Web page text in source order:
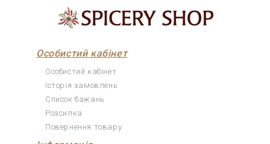
Особистий кабінет
Особистий кабінет
Історія замовлень
Список бажань
Розсилка
Повернення товару